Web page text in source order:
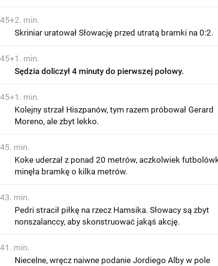
45+2. min.
Skriniar uratował Słowację przed utratą bramki na 0:2.
45+1. min.
Sędzia doliczył 4 minuty do pierwszej połowy.
45+1. min.
Kolejny strzał Hiszpanów, tym razem próbował Gerard
Moreno, ale zbyt lekko.
45. min.
Koke uderzał z ponad 20 metrów, aczkolwiek
minęła bramkę o kilka metrów.
43. min.
Pedri stracił piłkę na rzecz Hamsika. Słowacy są zbyt
nonszalanccy, aby skonstruować jakąś akcję.
41. min.
Niecelne, wręcz naiwne podanie Jordiego Alby w pole